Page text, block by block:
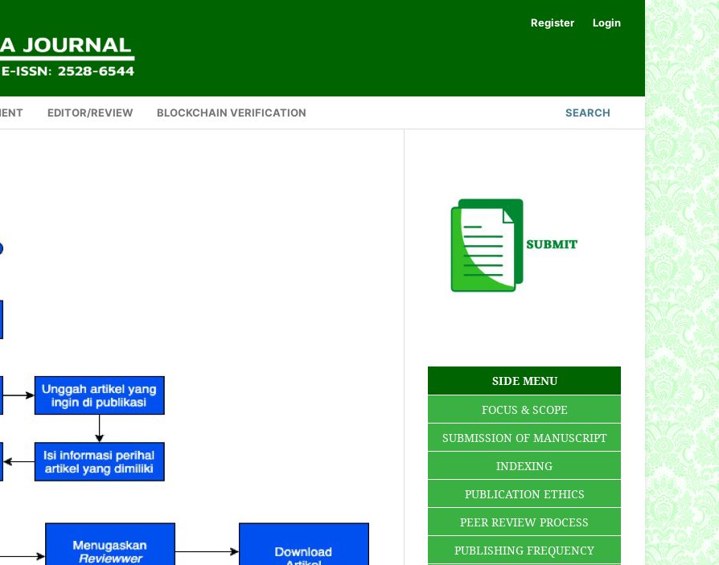
EDITOR/REVIEW BLOCKCHAIN VERIFICATION SEARCH
Register Login
SIDE MENU
FOCUS & SCOPE
SUBMISSION OF MANUSCRIPT
INDEXING
PUBLICATION ETHICS
PEER REVIEW PROCESS
PUBLISHING FREQUENCY